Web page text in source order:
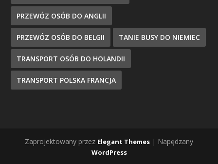
PRZEWÓZ OSÓB DO ANGLII
PRZEWÓZ OSÓB DO BELGII TANIE BUSY DO NIEMIEC
TRANSPORT OSÓB DO HOLANDII
TRANSPORT POLSKA FRANCJA
Zaprojektowany przez Elegant Themes | Napędzany
WordPress